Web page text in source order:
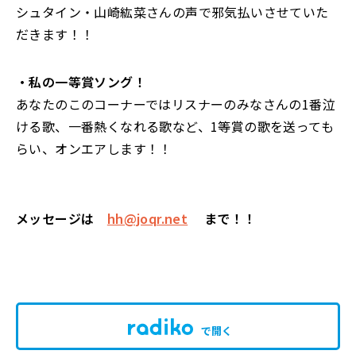
シュタイン・山崎紘菜さんの声で邪気払いさせていた
だきます！！
・私の一等賞ソング！
あなたのこのコーナーではリスナーのみなさんの1番泣
ける歌、一番熱くなれる歌など、 1等賞の歌を送っても
らい、オンエアします！！
メッセージは hh@joqr.net まで！！
で開く